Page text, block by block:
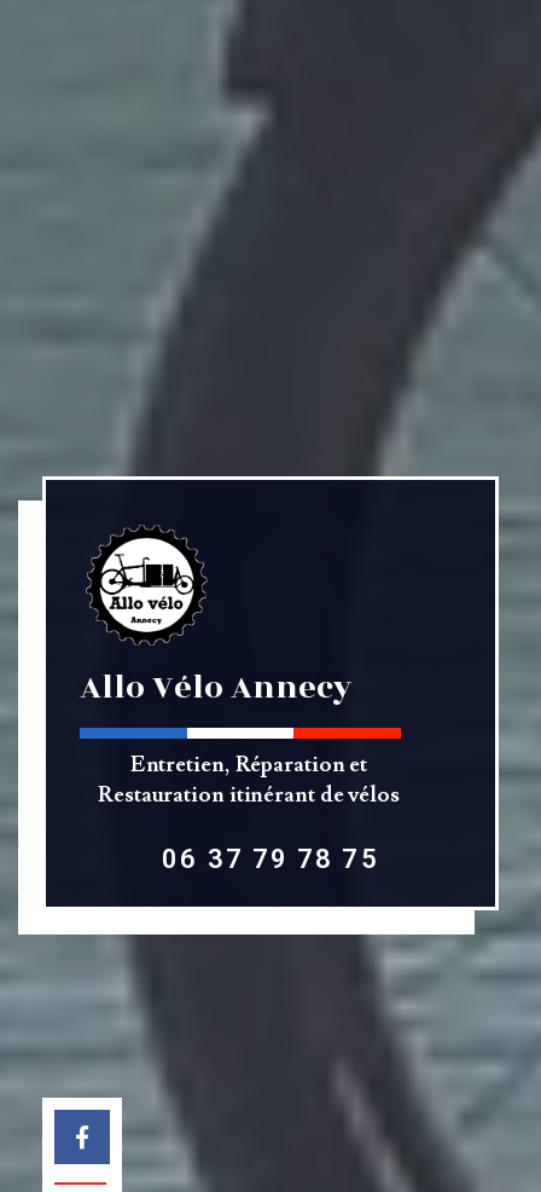
Allo Vélo Annecy
Entretien, Réparation et
Restauration itinérant de vélos
06 37 79 78 75